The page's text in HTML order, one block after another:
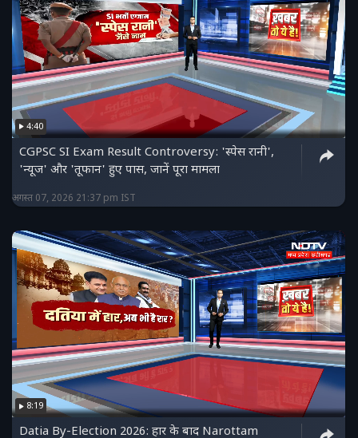
4:40
CGPSC SI Exam Result Controversy: 'स्पेस रानी',
'न्यूज' और 'तूफान' हुए पास, जानें पूरा मामला
अगस्त 07, 2026 21:37 pm IST
8:19
Datia By-Election 2026: हार के बाद Narottam